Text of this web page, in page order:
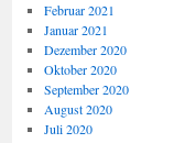
Februar 2021
Januar 2021
Dezember 2020
Oktober 2020
September 2020
August 2020
Juli 2020